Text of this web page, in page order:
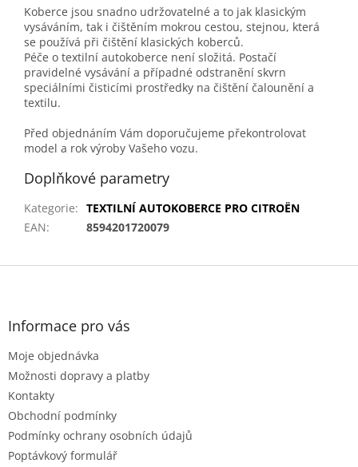
Koberce jsou snadno udržovatelné a to jak klasickým
vysáváním, tak i čištěním mokrou cestou, stejnou, která
se používá při čištění klasických koberců.
Péče o textilní autokoberce není složitá. Postačí
pravidelné vysávání a případné odstranění skvrn
speciálními čisticími prostředky na čištění čalounění a
textilu.
Před objednáním Vám doporučujeme překontrolovat
model a rok výroby Vašeho vozu.
Doplňkové parametry
Kategorie: TEXTILNÍ AUTOKOBERCE PRO CITROËN
EAN: 8594201720079
Z
Informace pro vás
Moje objednávka
Možnosti dopravy a platby
Kontakty
Obchodní podmínky
Podmínky ochrany osobních údajů
Poptávkový formulář